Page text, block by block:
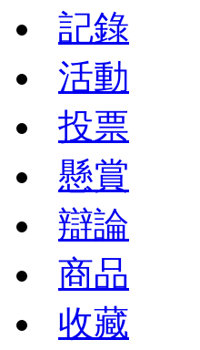
記錄
活動
投票
懸賞
辯論
商品
收藏